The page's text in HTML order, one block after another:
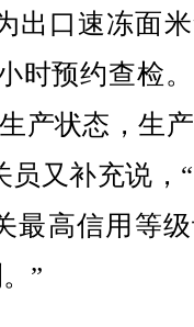
口速冻面米
时预约查检
产状态，生
员又补充说，
最高信用等
”